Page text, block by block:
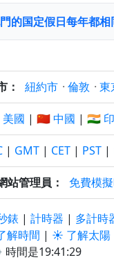
的国定假日每年都相
： 紐約市 · 倫敦 · 東
國 | 🇨🇳 中國 | 🇮🇳
| GMT | CET | PST |
站管理員： 免費模
錶 | 計時器 | 多計時
解時間 | ☀️ 了解太陽
時間是19:41:30